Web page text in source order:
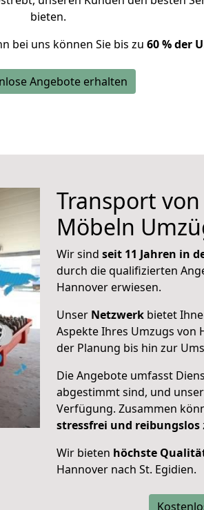
bieten.
bei uns können Sie bis zu 60 % der
Angebote erhalten
Transport
Möbeln
Wir sind seit 11 Jahren in
durch die qualifizierten
Hannover erwiesen.
Unser Netzwerk bietet
Aspekte Ihres Umzugs von
der Planung bis hin zur
Die Angebote umfasst
abgestimmt sind, und
Verfügung. Zusammen
stressfrei und reibungslos
Wir bieten höchste
Hannover nach St. Egidien.